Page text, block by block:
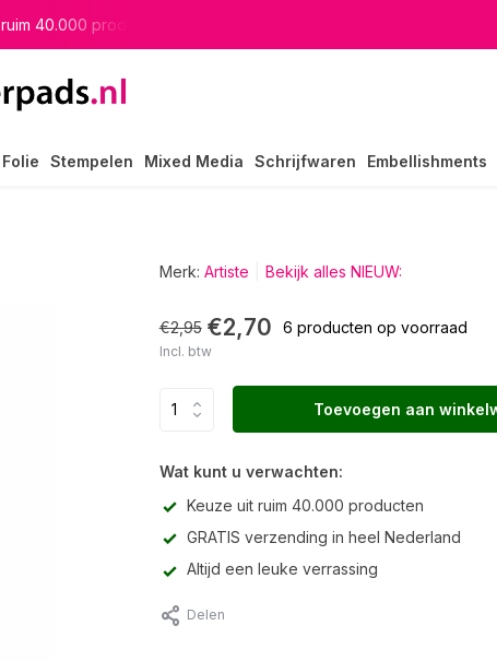
40.000 producten
Folie Stempelen Mixed Media Schrijfwaren Embellishments
Merk: Artiste Bekijk alles NIEUW:
€2,95 €2,70 6 producten op voorraad
Incl. btw
Toevoegen aan
Wat kunt u verwachten:
Keuze uit ruim 40.000 producten
GRATIS verzending in heel Nederland
Altijd een leuke verrassing
Delen